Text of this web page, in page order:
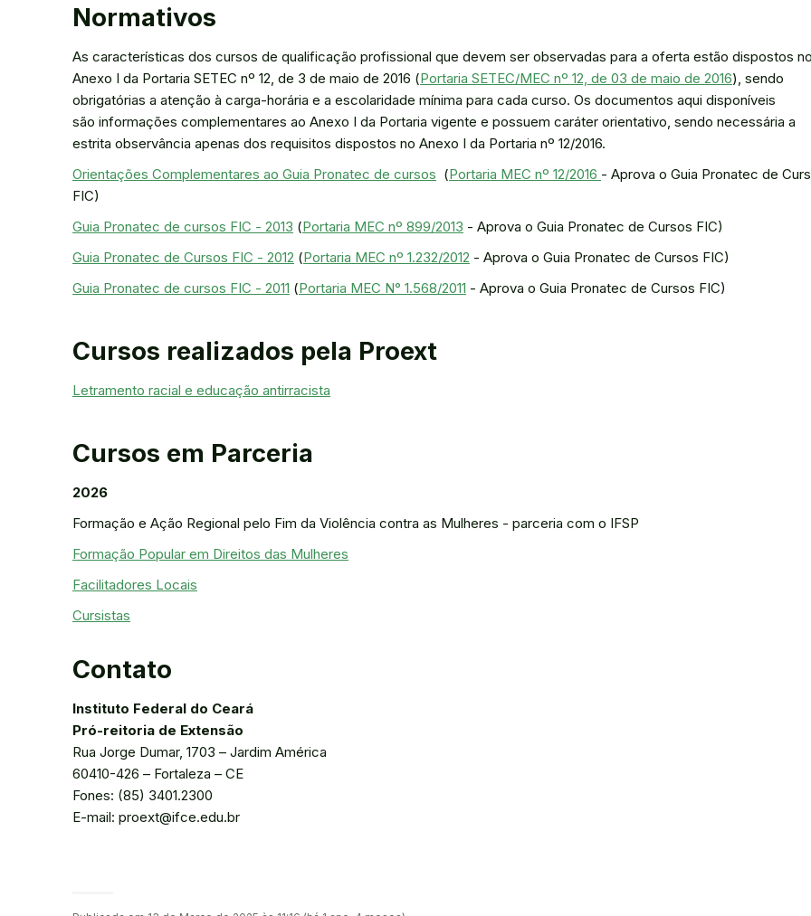
Normativos
As características dos cursos de qualificação profissional que devem ser observadas para a oferta estão dispostos
Anexo I da Portaria SETEC nº 12, de 3 de maio de 2016 (Portaria SETEC/MEC nº 12, de 03 de maio de 2016), sendo
obrigatórias a atenção à carga-horária e a escolaridade mínima para cada curso. Os documentos aqui disponíveis
são informações complementares ao Anexo I da Portaria vigente e possuem caráter orientativo, sendo necessária a
estrita observância apenas dos requisitos dispostos no Anexo I da Portaria nº 12/2016.
Orientações Complementares ao Guia Pronatec de cursos (Portaria MEC nº 12/2016 - Aprova o Guia Pronatec de
FIC)
Guia Pronatec de cursos FIC - 2013 (Portaria MEC nº 899/2013 - Aprova o Guia Pronatec de Cursos FIC)
Guia Pronatec de Cursos FIC - 2012 (Portaria MEC nº 1.232/2012 - Aprova o Guia Pronatec de Cursos FIC)
Guia Pronatec de cursos FIC - 2011 (Portaria MEC N° 1.568/2011 - Aprova o Guia Pronatec de Cursos FIC)
Cursos realizados pela Proext
Letramento racial e educação antirracista
Cursos em Parceria
2026
Formação e Ação Regional pelo Fim da Violência contra as Mulheres - parceria com o IFSP
Formação Popular em Direitos das Mulheres
Facilitadores Locais
Cursistas
Contato
Instituto Federal do Ceará
Pró-reitoria de Extensão
Rua Jorge Dumar, 1703 – Jardim América
60410-426 – Fortaleza – CE
Fones: (85) 3401.2300
E-mail: proext@ifce.edu.br